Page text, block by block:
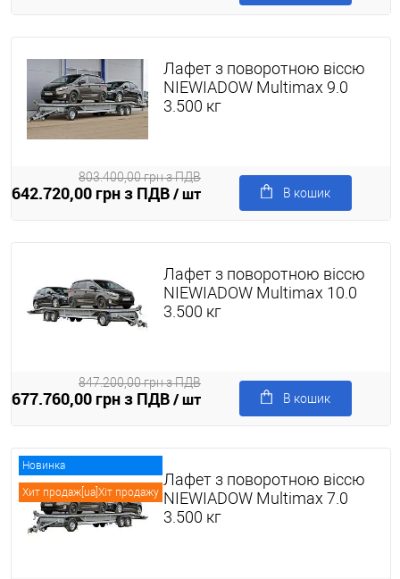
Лафет з поворотною віссю
NIEWIADOW Multimax 9.0
3.500 кг
642.720,00 грн з ПДВ/ шт
803.400,00 грн з ПДВ
В кошик
Лафет з поворотною віссю
NIEWIADOW Multimax 10.0
3.500 кг
677.760,00 грн з ПДВ/ шт
847.200,00 грн з ПДВ
В кошик
Новинка
Хит продаж[ua]Хіт продажу
Лафет з поворотною віссю
NIEWIADOW Multimax 7.0
3.500 кг